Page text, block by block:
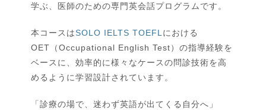
学ぶ、医師のための専門英会話プログラムです。
本コースはSOLO IELTS TOEFL における
OET（Occupational English Test）の指導経験を
ベースに、効率的に様々なケースの問診技術を高
めるように学習設計されています。
「診療の場で、迷わず英語が出てくる自分へ」